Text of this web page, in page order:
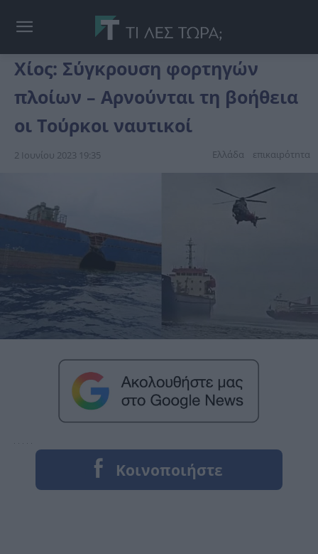
Χίος: Σύγκρουση φορτηγών
πλοίων – Αρνούνται τη βοήθεια
οι Τούρκοι ναυτικοί
2 Ιουνίου 2023 19:35 Ελλάδα επικαιpότnτα